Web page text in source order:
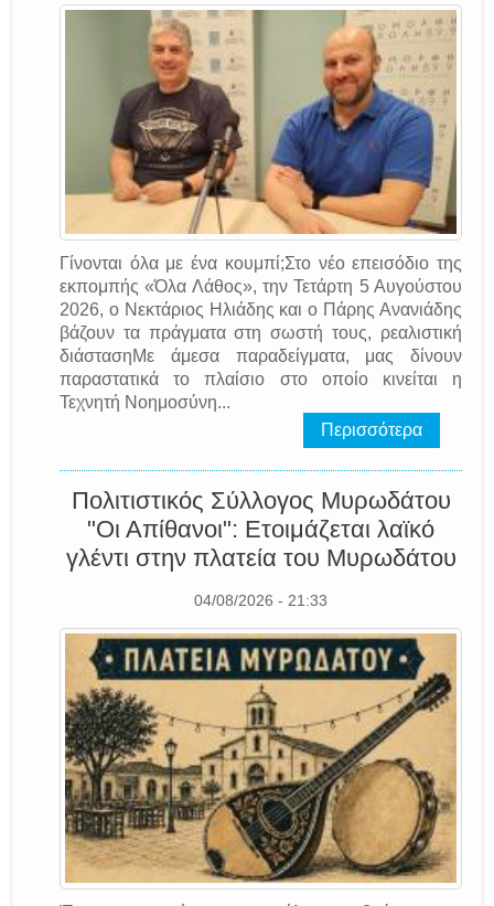
Γίνονται όλα με ένα κουμπί;Στο νέο επεισόδιο της
εκπομπής «Όλα Λάθος», την Τετάρτη 5 Αυγούστου
2026, ο Νεκτάριος Ηλιάδης και ο Πάρης Ανανιάδης
βάζουν τα πράγματα στη σωστή τους, ρεαλιστική
διάστασηΜε άμεσα παραδείγματα, μας δίνουν
παραστατικά το πλαίσιο στο οποίο κινείται η
Τεχνητή Νοημοσύνη...
Περισσότερα
Πολιτιστικός Σύλλογος Μυρωδάτου
"Οι Απίθανοι": Ετοιμάζεται λαϊκό
γλέντι στην πλατεία του Μυρωδάτου
04/08/2026 - 21:33